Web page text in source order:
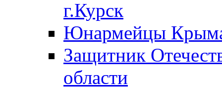
г.Курск
Юнармейцы
Защитник
области